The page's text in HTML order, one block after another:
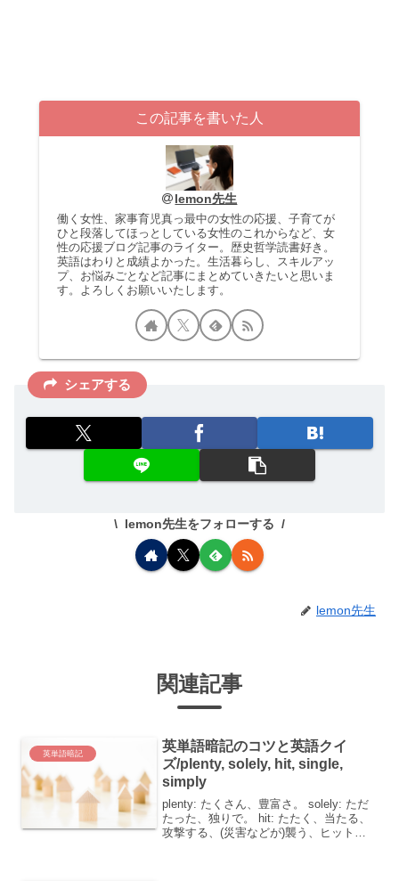
この記事を書いた人
lemon先生
働く女性、家事育児真っ最中の女性の応援、子育てが
ひと段落してほっとしている女性のこれからなど、女
性の応援ブログ記事のライター。歴史哲学読書好き。
英語はわりと成績よかった。生活暮らし、スキルアッ
プ、お悩みごとなど記事にまとめていきたいと思いま
す。よろしくお願いいたします。
シェアする
lemon先生をフォローする
lemon先生
関連記事
英単語暗記
英単語暗記のコツと英語クイ
ズ/plenty, solely, hit, single,
simply
plenty: たくさん、豊富さ。 solely: ただ
たった、独りで。 hit: たたく、当たる、
攻撃する、(災害などが)襲う、ヒット、